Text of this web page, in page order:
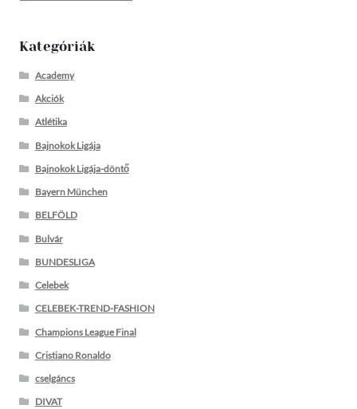
Kategóriák
Academy
Akciók
Atlétika
Bajnokok Ligája
Bajnokok Ligája-döntő
Bayern München
BELFÖLD
Bulvár
BUNDESLIGA
Celebek
CELEBEK-TREND-FASHION
Champions League Final
Cristiano Ronaldo
cselgáncs
DIVAT